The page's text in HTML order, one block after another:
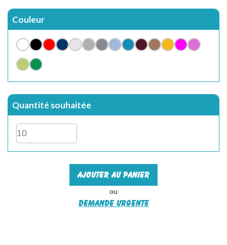
Couleur
Quantité souhaitée
Ajouter au panier
ou
Demande urgente